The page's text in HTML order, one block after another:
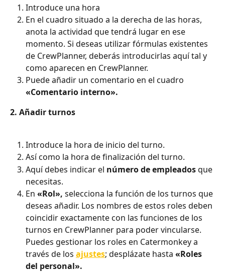
Introduce una hora
En el cuadro situado a la derecha de las horas,
anota la actividad que tendrá lugar en ese
momento. Si deseas utilizar fórmulas existentes
de CrewPlanner, deberás introducirlas aquí tal y
como aparecen en CrewPlanner.
Puede añadir un comentario en el cuadro
«Comentario interno».
2. Añadir turnos
Introduce la hora de inicio del turno.
Así como la hora de finalización del turno.
Aquí debes indicar el número de empleados que
necesitas.
En «Rol», selecciona la función de los turnos que
deseas añadir. Los nombres de estos roles deben
coincidir exactamente con las funciones de los
turnos en CrewPlanner para poder vincularse.
Puedes gestionar los roles en Catermonkey a
través de los ajustes; desplázate hasta «Roles
del personal».